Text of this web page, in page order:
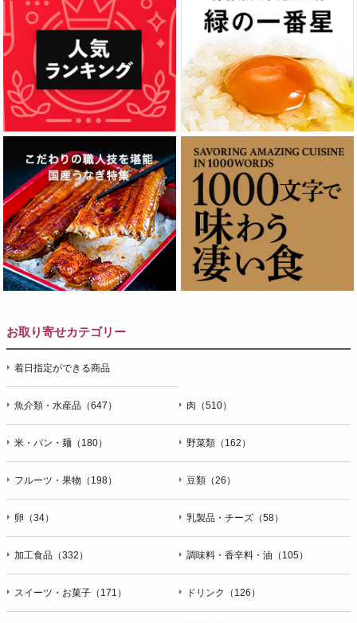
お取り寄せカテゴリー
着日指定ができる商品
魚介類・水産品（647） 肉（510）
米・パン・麺（180） 野菜類（162）
フルーツ・果物（198） 豆類（26）
卵（34） 乳製品・チーズ（58）
加工食品（332） 調味料・香辛料・油（105）
スイーツ・お菓子（171） ドリンク（126）